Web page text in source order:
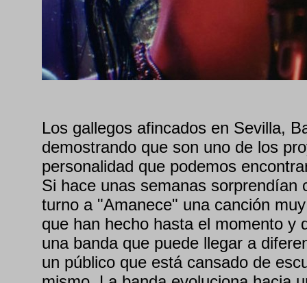
Los gallegos afincados en Sevilla,
demostrando que son uno de los
personalidad que podemos
Si hace unas semanas sorprendían
turno a "Amanece" una canción
que han hecho hasta el momento y
una banda que puede llegar a
un público que está cansado de